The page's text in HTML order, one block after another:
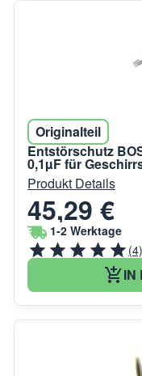
Originalteil
Entstörschutz
0,1µF für
Produkt Details
45,29 €
1-2 Werktage
(4)
IN